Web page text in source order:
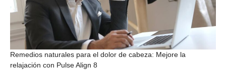
Remedios naturales para el dolor de cabeza: Mejore la
relajación con Pulse Align 8